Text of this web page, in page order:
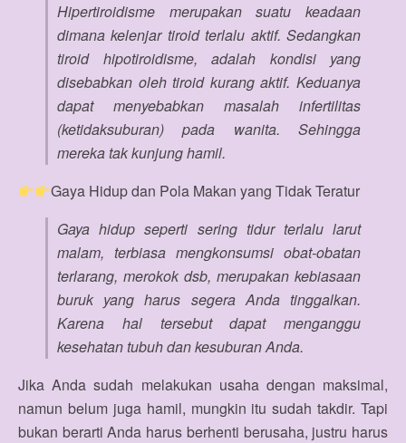
Hipertiroidisme merupakan suatu keadaan
dimana kelenjar tiroid terlalu aktif. Sedangkan
tiroid hipotiroidisme, adalah kondisi yang
disebabkan oleh tiroid kurang aktif. Keduanya
dapat menyebabkan masalah infertilitas
(ketidaksuburan) pada wanita. Sehingga
mereka tak kunjung hamil.
Gaya Hidup dan Pola Makan yang Tidak Teratur
Gaya hidup seperti sering tidur terlalu larut
malam, terbiasa mengkonsumsi obat-obatan
terlarang, merokok dsb, merupakan kebiasaan
buruk yang harus segera Anda tinggalkan.
Karena hal tersebut dapat menganggu
kesehatan tubuh dan kesuburan Anda.
Jika Anda sudah melakukan usaha dengan maksimal,
namun belum juga hamil, mungkin itu sudah takdir. Tapi
bukan berarti Anda harus berhenti berusaha, justru harus